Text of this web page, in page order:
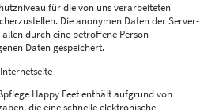
für die von uns verarbeiteten
Die anonymen Daten der Server-
durch eine betroffene Person
Daten gespeichert.
Happy Feet enthält aufgrund von
die eine schnelle elektronische